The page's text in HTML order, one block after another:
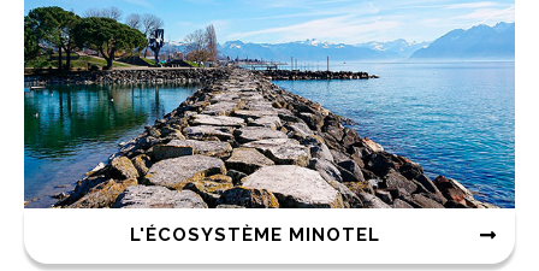
L'ÉCOSYSTÈME MINOTEL